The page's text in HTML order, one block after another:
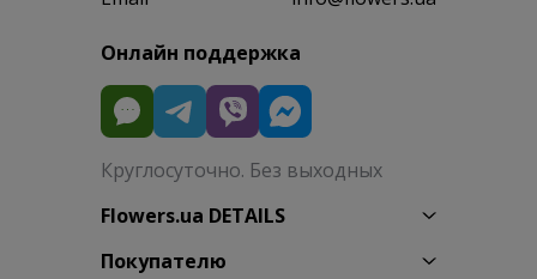
Онлайн поддержка
Круглосуточно. Без выходных
Flowers.ua DETAILS
Покупателю